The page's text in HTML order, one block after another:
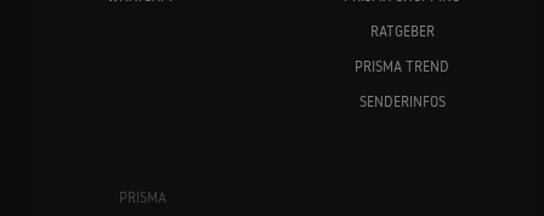
RATGEBER
PRISMA TREND
SENDERINFOS
PRISMA